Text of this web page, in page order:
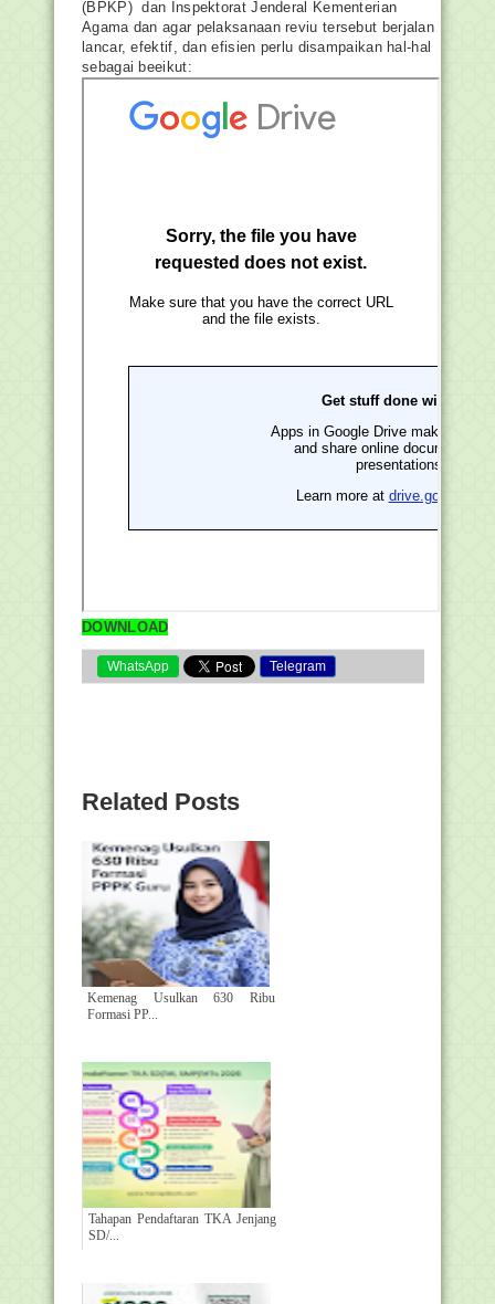
(BPKP) dan Inspektorat Jenderal Kementerian
Agama dan agar pelaksanaan reviu tersebut berjalan
lancar, efektif, dan efisien perlu disampaikan hal-hal
sebagai beeikut:
DOWNLOAD
WhatsApp Telegram
Related Posts
Kemenag Usulkan 630 Ribu
Formasi PP...
Tahapan Pendaftaran TKA Jenjang
SD/...